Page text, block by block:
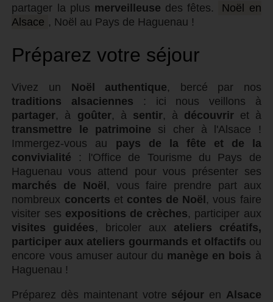
partager la plus merveilleuse des fêtes.
Noël en
Alsace , Noël au Pays de Haguenau !
Préparez votre séjour
Vivez un Noël authentique, bercé par nos
traditions alsaciennes : ici nous veillons à
partager, à goûter, à sentir, à découvrir et à
transmettre le patrimoine si cher à l'Alsace !
Immergez-vous au pays de la fête et de la
convivialité : l'Office de Tourisme du Pays de
Haguenau vous attend pour vous présenter ses
marchés de Noël , vous faire prendre part aux
nombreux concerts et contes de Noël , vous faire
visiter ses expositions de crèches, participer aux
visites guidées , bricoler aux ateliers créatifs,
participer aux ateliers gourmands et olfactifs ou
encore vous amuser autour du manège en bois à
Haguenau !
Préparez dès maintenant votre séjour en Alsace